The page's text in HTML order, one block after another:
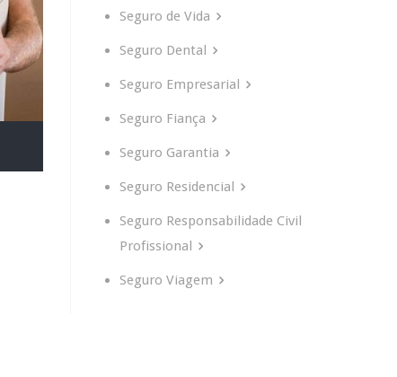
Seguro de Vida
Seguro Dental
Seguro Empresarial
Seguro Fiança
Seguro Garantia
Seguro Residencial
Seguro Responsabilidade Civil
Profissional
Seguro Viagem